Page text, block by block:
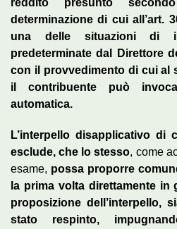
determinazione di cui all’art.
una delle situazioni di
predeterminate dal Direttore
con il provvedimento di cui al
il contribuente può
automatica.
L’interpello disapplicativo di
esclude, che lo stesso, come
esame, possa proporre
la prima volta direttamente in
proposizione dell’interpello,
stato respinto,